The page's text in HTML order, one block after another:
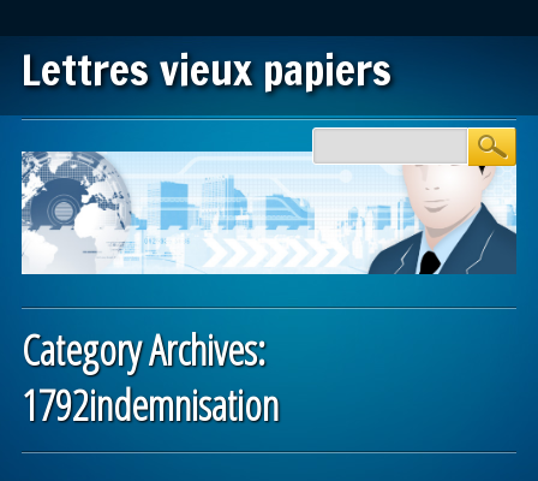
Lettres vieux papiers
Main menu
Category Archives:
1792indemnisation